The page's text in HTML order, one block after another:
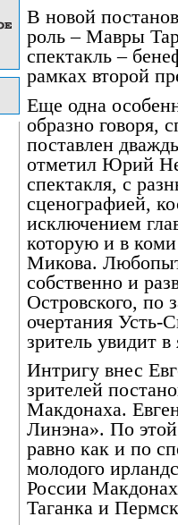
В новой
роль – Мавры
спектакль –
рамках второй
Еще одна
образно говоря,
поставлен
отметил Юрий
спектакля, с
сценографией,
исключением
которую и в коми
Микова.
собственно и
Островского, по
очертания Усть-
зритель увидит
Интригу внес
зрителей
Макдонаха.
Линэна». По
равно как и по
молодого
России
Таганка и